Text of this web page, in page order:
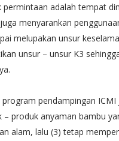
permintaan adalah tempat
menyarankan
melupakan unsur
unsur – unsur K3
pendampingan
produk anyaman bambu
alam, lalu (3) tetap